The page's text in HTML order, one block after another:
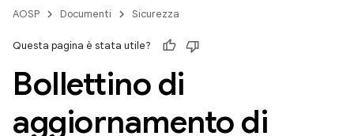
AOSP Documenti Sicurezza
Questa pagina è stata utile?
Bollettino di
aggiornamento di